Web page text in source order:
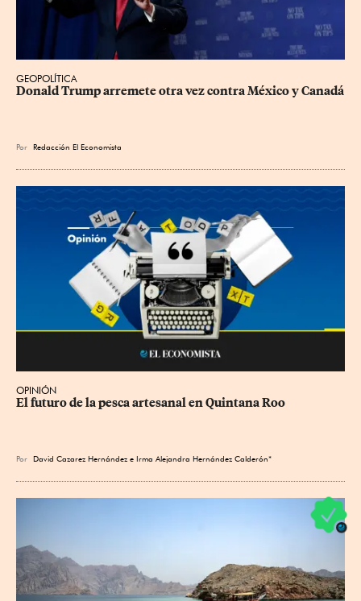
GEOPOLÍTICA
Donald Trump arremete otra vez contra México y Canadá
Por Redacción El Economista
OPINIÓN
El futuro de la pesca artesanal en Quintana Roo
Por David Cazarez Hernández e Irma Alejandra Hernández Calderón*